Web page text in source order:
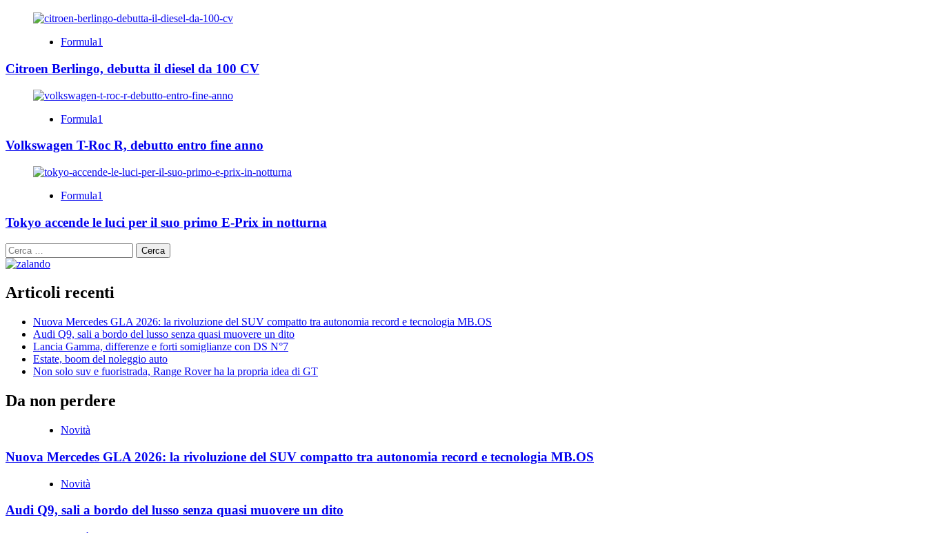
Formula1
Citroen Berlingo, debutta il diesel da 100 CV
Formula1
Volkswagen T-Roc R, debutto entro fine anno
Formula1
Tokyo accende le luci per il suo primo E-Prix in notturna
Ricerca
per:
Articoli recenti
Nuova Mercedes GLA 2026: la rivoluzione del SUV compatto tra autonomia record e tecnologia MB.OS
Audi Q9, sali a bordo del lusso senza quasi muovere un dito
Lancia Gamma, differenze e forti somiglianze con DS N°7
Estate, boom del noleggio auto
Non solo suv e fuoristrada, Range Rover ha la propria idea di GT
Da non perdere
Novità
Nuova Mercedes GLA 2026: la rivoluzione del SUV compatto tra autonomia record e tecnologia MB.OS
Novità
Audi Q9, sali a bordo del lusso senza quasi muovere un dito